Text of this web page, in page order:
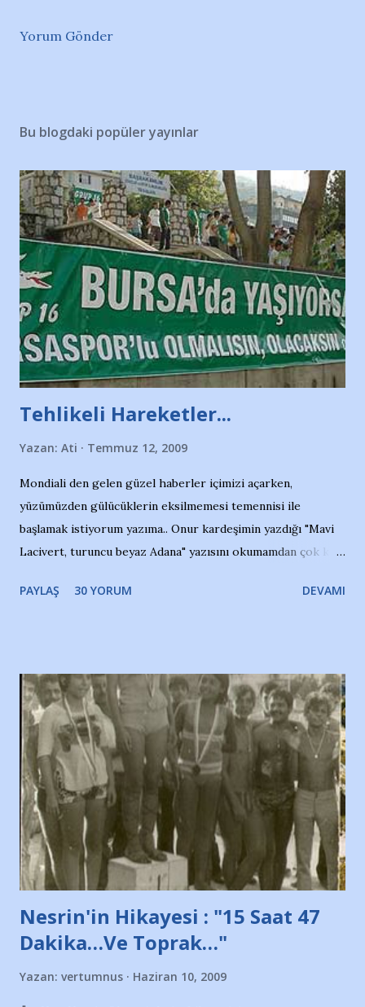
Yorum Gönder
Bu blogdaki popüler yayınlar
Tehlikeli Hareketler...
Yazan: Ati Temmuz 12, 2009
Mondiali den gelen güzel haberler içimizi açarken,
yüzümüzden gülücüklerin eksilmemesi temennisi ile
başlamak istiyorum yazıma.. Onur kardeşimin yazdığı "Mavi
Lacivert, turuncu beyaz Adana" yazısını okumamdan çok kısa
irkildim.. "Bursasporlu taraftarlar, İstanbul takımlarının
ve ürünlerini Bursa şehrinde görmek istemediklerini bir
protesto eylemiyle açıkladıklarını bildiriyordu.. Bu grup
adına açıklama yapan şahsı muhterem(!) ''Açık ve net olarak
söylüyoruz. Bu son uyarımızdır. Bunun yanısıra, bu takımlara
ait tanıtıcı ilanların asılmasına izin veren Bursa Büyükşehir
Belediyesi ile mağazaların bulunduğu alışveriş merkezlerini
de kınıyoruz'' diye de eklemiş .. Blogumuzda okuduğum bu
yazının hemen ardından bu habe...
PAYLAŞ 30 YORUM DEVAMI
Nesrin'in Hikayesi : "15 Saat 47
Dakika…Ve Toprak…"
Yazan: vertumnus Haziran 10, 2009